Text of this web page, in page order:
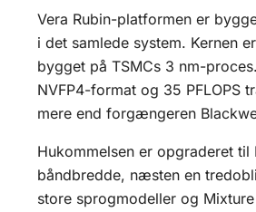
Vera Rubin-platformen er
i det samlede system. Kernen
bygget på TSMCs 3 nm-
NVFP4-format og 35 PFLOPS
mere end forgængeren
Hukommelsen er opgraderet
båndbredde, næsten en
store sprogmodeller og